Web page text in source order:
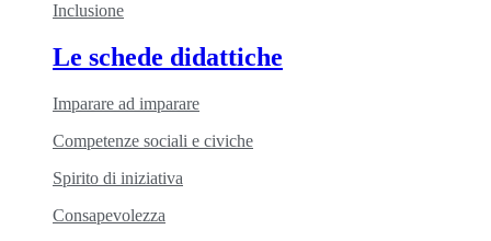
Inclusione
Le schede didattiche
Imparare ad imparare
Competenze sociali e civiche
Spirito di iniziativa
Consapevolezza